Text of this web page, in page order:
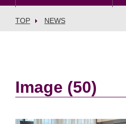
TOP NEWS
Image (50)